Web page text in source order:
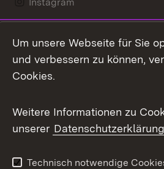
Mastodon
Messenger
Social Wall
X / Twitter
Youtube
Um unsere Webseite für Sie
und verbessern zu können,
Cookies.
Weitere Informationen zu
unserer Datenschutzerklärung
Technisch notwendige